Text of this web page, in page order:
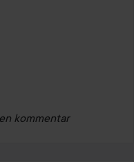
kommentar